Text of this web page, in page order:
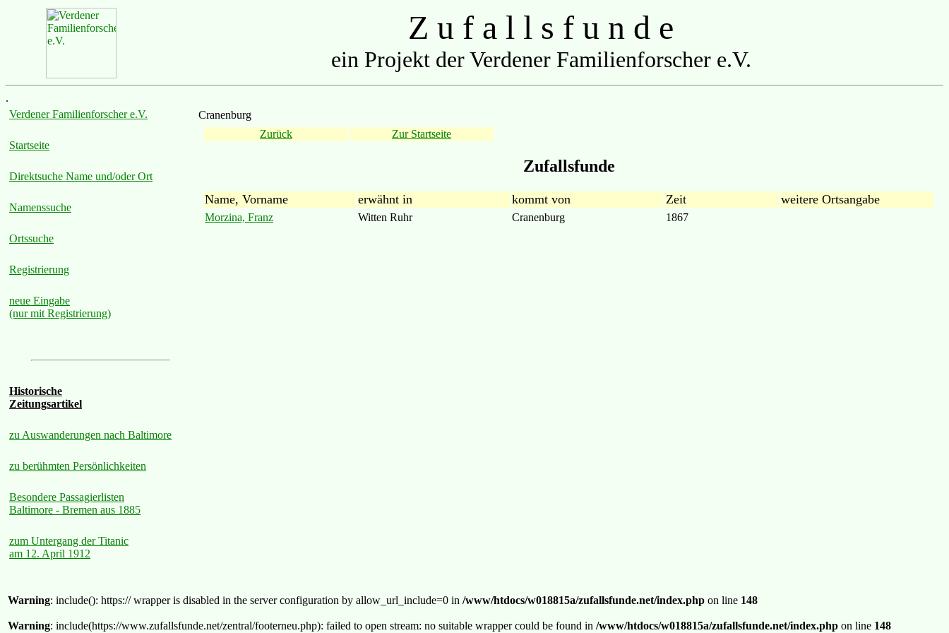
Z u f a l l s f u n d e
ein Projekt der Verdener Familienforscher e.V.
.
Verdener Familienforscher e.V.
Startseite
Direktsuche Name und/oder Ort
Namenssuche
Ortssuche
Registrierung
neue Eingabe
(nur mit Registrierung)
Historische
Zeitungsartikel
zu Auswanderungen nach Baltimore
zu berühmten Persönlichkeiten
Besondere Passagierlisten
Baltimore - Bremen aus 1885
zum Untergang der Titanic
am 12. April 1912
Cranenburg
Zurück
Zur Startseite
Zufallsfunde
Name, Vorname erwähnt in kommt von Zeit weitere Ortsangabe
Morzina, Franz Witten Ruhr Cranenburg 1867
Warning: include(): https:// wrapper is disabled in the server configuration by allow_url_include=0 in /www/htdocs/w018815a/zufallsfunde.net/index.php on line 148
Warning: include(https://www.zufallsfunde.net/zentral/footerneu.php): failed to open stream: no suitable wrapper could be found in /www/htdocs/w018815a/zufallsfunde.net/index.php on line 148